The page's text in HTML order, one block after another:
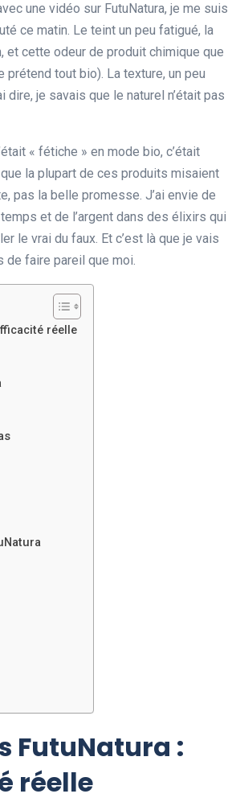
une vidéo sur FutuNatura, je me suis
ce matin. Le teint un peu fatigué, la
et cette odeur de produit chimique que
prétend tout bio). La texture, un peu
dire, je savais que le naturel n’était pas
« fétiche » en mode bio, c’était
la plupart de ces produits misaient
pas la belle promesse. J’ai envie de
et de l’argent dans des élixirs qui
le vrai du faux. Et c’est là que je vais
de faire pareil que moi.
réelle
FutuNatura :
réelle